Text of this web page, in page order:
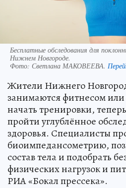
Бесплатные обследования для
Нижнем Новгороде.
Фото: Светлана МАКОВЕЕВА.
Жители Нижнего
занимаются фитнесом
начать тренировки,
пройти углублённое
здоровья. Специалисты
биоимпедансометрию,
состав тела и подобрать
физических нагрузок и
РИА «Бокал прессека».